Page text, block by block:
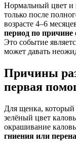
Нормальный цвет и
только после
возрасте 4–6
период по причине
Это событие
может давать
Причины
первая
Для щенка,
зелёный цвет
окрашивание
гниения или